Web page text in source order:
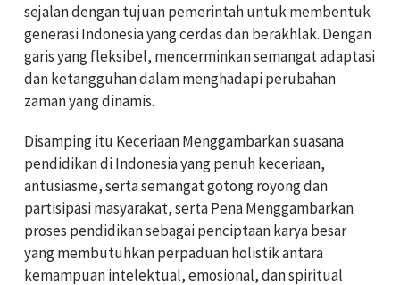
sejalan dengan tujuan pemerintah untuk membentuk
generasi Indonesia yang cerdas dan berakhlak. Dengan
garis yang fleksibel, mencerminkan semangat adaptasi
dan ketangguhan dalam menghadapi perubahan
zaman yang dinamis.
Disamping itu Keceriaan Menggambarkan suasana
pendidikan di Indonesia yang penuh keceriaan,
antusiasme, serta semangat gotong royong dan
partisipasi masyarakat, serta Pena Menggambarkan
proses pendidikan sebagai penciptaan karya besar
yang membutuhkan perpaduan holistik antara
kemampuan intelektual, emosional, dan spiritual